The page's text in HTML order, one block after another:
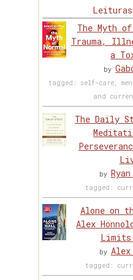
The Myth
Trauma,
a
by
tagged: self-care,
and
The Daily
by
tagged:
Alone on
Alex
Limits
by Alex
tagged: